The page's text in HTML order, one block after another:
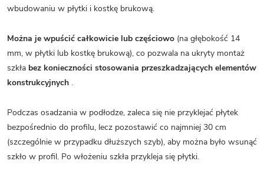
wbudowaniu w płytki i kostkę brukową.
Można je wpuścić całkowicie lub częściowo (na głębokość 14
mm, w płytki lub kostkę brukową), co pozwala na ukryty montaż
szkła bez konieczności stosowania przeszkadzających elementów
konstrukcyjnych .
Podczas osadzania w podłodze, zaleca się nie przyklejać płytek
bezpośrednio do profilu, lecz pozostawić co najmniej 30 cm
(szczególnie w przypadku dłuższych szyb), aby można było wsunąć
szkło w profil. Po włożeniu szkła przykleja się płytki.